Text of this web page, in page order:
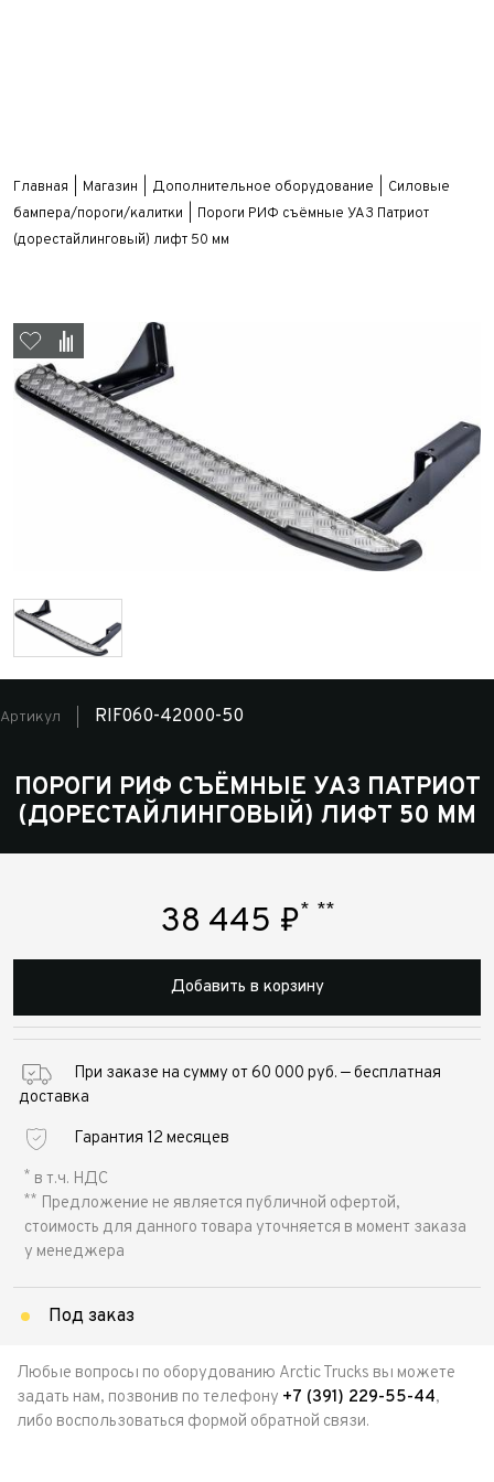
Главная Магазин Дополнительное оборудование
Силовые
бампера/пороги/калитки
Пороги РИФ съёмные УАЗ Патриот
(дорестайлинговый) лифт 50 мм
Артикул RIF060-42000-50
ПОРОГИ РИФ СЪЁМНЫЕ УАЗ ПАТРИОТ
(ДОРЕСТАЙЛИНГОВЫЙ) ЛИФТ 50 ММ
38 445 ₽* **
Добавить в корзину
При заказе на сумму от 60 000 руб. — бесплатная
доставка
Гарантия 12 месяцев
* в т.ч. НДС
** Предложение не является публичной офертой,
стоимость для данного товара уточняется в момент заказа
у менеджера
Под заказ
Любые вопросы по оборудованию Arctic Trucks вы можете
задать нам, позвонив по телефону +7 (391) 229-55-44,
либо воспользоваться формой обратной связи.